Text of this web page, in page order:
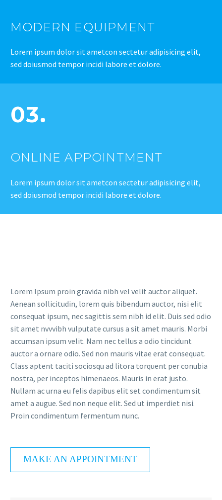
MODERN EQUIPMENT
Lorem ipsum dolor sit ametcon sectetur adipisicing elit,
sed doiusmod tempor incidi labore et dolore.
03.
ONLINE APPOINTMENT
Lorem ipsum dolor sit ametcon sectetur adipisicing elit,
sed doiusmod tempor incidi labore et dolore.
Lorem Ipsum proin gravida nibh vel velit auctor aliquet.
Aenean sollicitudin, lorem quis bibendum auctor, nisi elit
consequat ipsum, nec sagittis sem nibh id elit. Duis sed odio
sit amet nvvvibh vulputate cursus a sit amet mauris. Morbi
accumsan ipsum velit. Nam nec tellus a odio tincidunt
auctor a ornare odio. Sed non mauris vitae erat consequat.
Class aptent taciti sociosqu ad litora torquent per conubia
nostra, per inceptos himenaeos. Mauris in erat justo.
Nullam ac urna eu felis dapibus elit set condimentum sit
amet a augue. Sed non neque elit. Sed ut imperdiet nisi.
Proin condimentum fermentum nunc.
MAKE AN APPOINTMENT